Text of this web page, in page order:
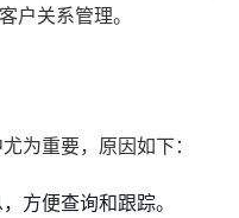
户关系管理。
为重要，原因如下：
方便查询和跟踪。